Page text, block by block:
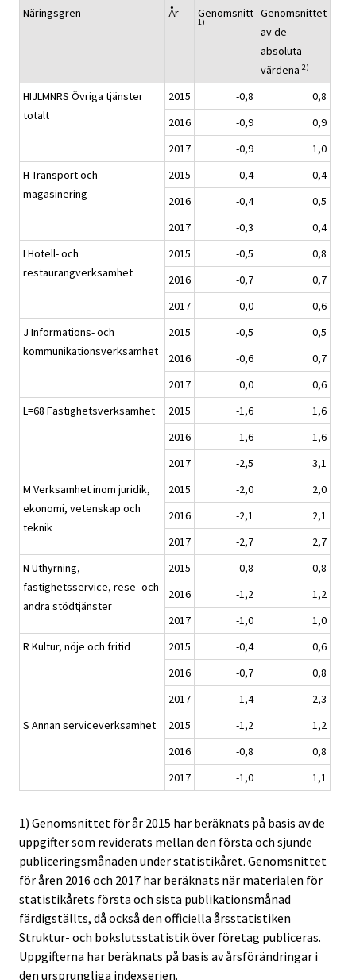
Näringsgren År Genomsnitt
1)
Genomsnittet
av de
absoluta
värdena 2)
HIJLMNRS Övriga tjänster
totalt
2015 -0,8
0,8
2016
-0,9
0,9
2017
-0,9
1,0
H Transport och
magasinering
2015 -0,4
0,4
2016
-0,4
0,5
2017
-0,3
0,4
I Hotell- och
restaurangverksamhet
2015 -0,5
0,8
2016
-0,7
0,7
2017
0,0
0,6
J Informations- och
kommunikationsverksamhet
2015 -0,5
0,5
2016
-0,6
0,7
2017
0,0
0,6
L=68 Fastighetsverksamhet
2015 -1,6
1,6
2016
-1,6
1,6
2017
-2,5
3,1
M Verksamhet inom juridik,
ekonomi, vetenskap och
teknik
2015 -2,0
2,0
2016
-2,1
2,1
2017
-2,7
2,7
N Uthyrning,
fastighetsservice, rese- och
andra stödtjänster
2015 -0,8
0,8
2016
-1,2
1,2
2017
-1,0
1,0
R Kultur, nöje och fritid
2015 -0,4
0,6
2016
-0,7
0,8
2017
-1,4
2,3
S Annan serviceverksamhet
2015 -1,2
1,2
2016
-0,8
0,8
2017
-1,0 1,1
1) Genomsnittet för år 2015 har beräknats på basis av de
uppgifter som reviderats mellan den första och sjunde
publiceringsmånaden under statistikåret. Genomsnittet
för åren 2016 och 2017 har beräknats när materialen för
statistikårets första och sista publikationsmånad
färdigställts, då också den officiella årsstatistiken
Struktur- och bokslutsstatistik över företag publiceras.
Uppgifterna har beräknats på basis av årsförändringar i
den ursprungliga indexserien.